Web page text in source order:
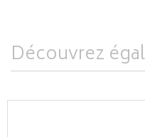
Découvrez